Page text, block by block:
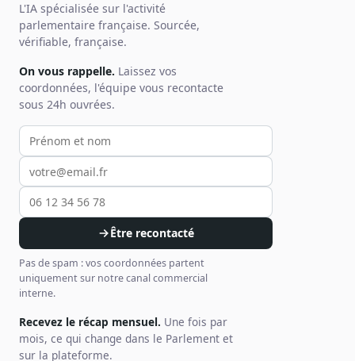
L'IA spécialisée sur l'activité
parlementaire française. Sourcée,
vérifiable, française.
On vous rappelle. Laissez vos
coordonnées, l'équipe vous recontacte
sous 24h ouvrées.
Votre prénom et nom
Votre email
Votre téléphone
Être recontacté
Pas de spam : vos coordonnées partent
uniquement sur notre canal commercial
interne.
Recevez le récap mensuel. Une fois par
mois, ce qui change dans le Parlement et
sur la plateforme.